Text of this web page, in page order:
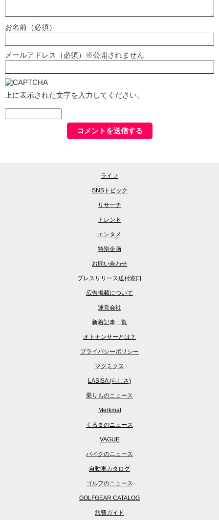
お名前（必須）
メールアドレス（必須）※公開されません
上に表示された文字を入力してください。
ライフ
SNSトピック
リサーチ
トレンド
エンタメ
特別企画
お問い合わせ
プレスリリース送付窓口
広告掲載について
運営会社
新着記事一覧
オトナンサーとは？
プライバシーポリシー
マグミクス
LASISA (らしさ)
乗りものニュース
Merkmal
くるまのニュース
VAGUE
バイクのニュース
自動車カタログ
ゴルフのニュース
GOLFGEAR CATALOG
旅費ガイド